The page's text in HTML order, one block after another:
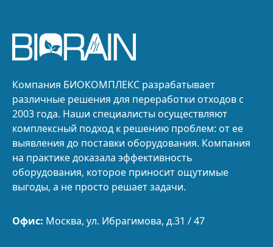
Компания БИОКОМПЛЕКС разрабатывает
различные решения для переработки отходов с
2003 года. Наши специалисты осуществляют
комплексный подход к решению проблем: от ее
выявления до поставки оборудования. Компания
на практике доказала эффективность
оборудования, которое приносит ощутимые
выгоды, а не просто решает задачи.
Офис: Москва, ул. Ибрагимова, д.31 / 47